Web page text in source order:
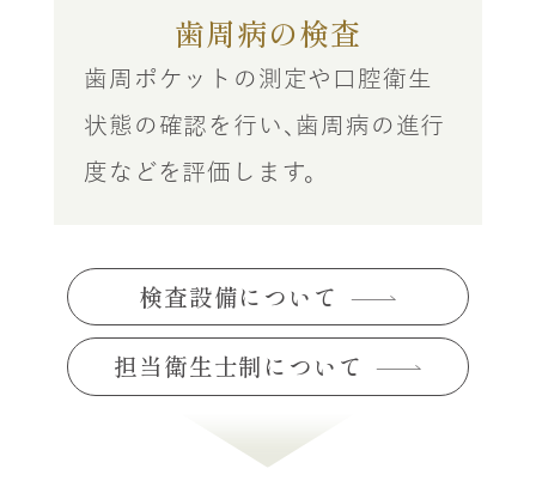
歯周病の検査
歯周ポケットの測定や口腔衛生
状態の確認を行い、歯周病の進行
度などを評価します。
検査設備について
担当衛生士制について